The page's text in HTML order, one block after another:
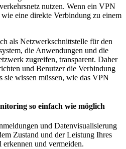
nutzen. Wenn ein VPN
eine direkte Verbindung zu einem
als Netzwerkschnittstelle für den
die Anwendungen und die
zugreifen, transparent. Daher
und Benutzer die Verbindung
sie wissen müssen, wie das VPN
so einfach wie möglich
und Datenvisualisierung
Zustand und der Leistung Ihres
und vermeiden.